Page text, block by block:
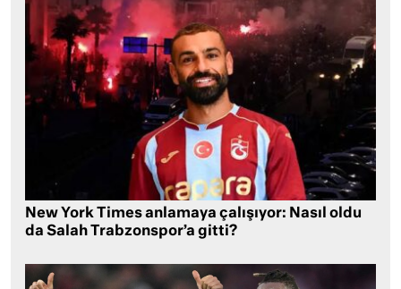
New York Times anlamaya çalışıyor: Nasıl oldu
da Salah Trabzonspor’a gitti?